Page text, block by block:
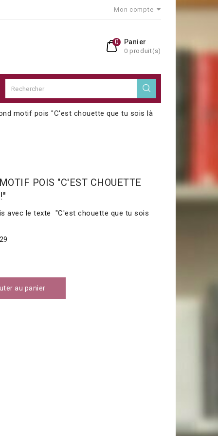
Mon compte
Panier
0 produit(s)
0
motif pois "C'est chouette que tu sois là
POIS "C'EST CHOUETTE
avec le texte "C'est chouette que tu sois
au panier